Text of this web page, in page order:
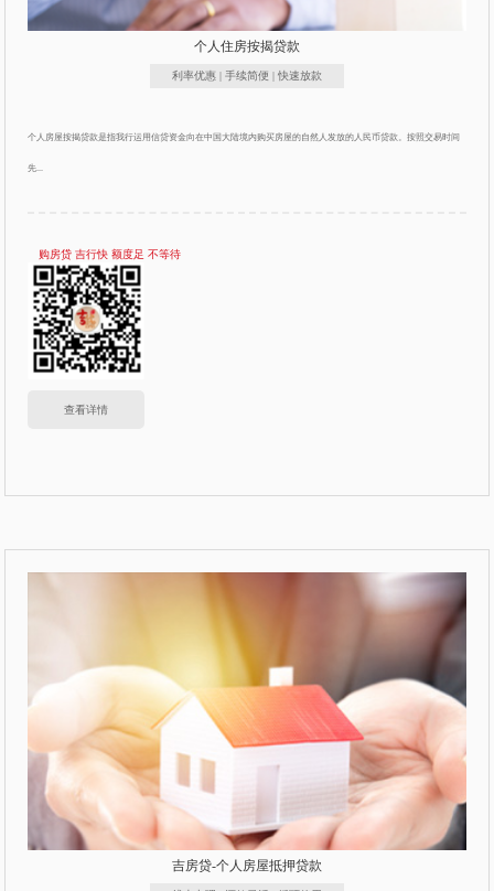
个人住房按揭贷款
利率优惠 | 手续简便 | 快速放款
个人房屋按揭贷款是指我行运用信贷资金向在中国大陆境内购买房屋的自然人发放的人民币贷款。按照交易时间
先...
购房贷 吉行快 额度足 不等待
查看详情
吉房贷-个人房屋抵押贷款